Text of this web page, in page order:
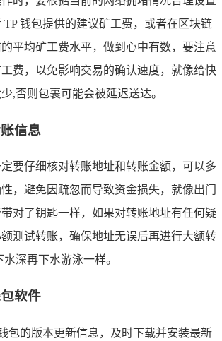
钱包提供的建议矿工费，或者在区块链
平均矿工费水平，做到心中有数，要注意
费，以免影响交易的确认速度，就像给快
,否则包裹可能会被延迟送达。
信息
要仔细核对转账地址和转账金额，可以多
，避免因疏忽而导致资金损失，就像出门
对了钥匙一样，如果对转账地址有任何疑
测试转账，确保地址无误后再进行大额转
深再下水游泳一样。
软件
包的版本更新信息，及时下载并安装最新